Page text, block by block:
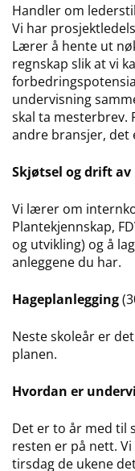
Handler om
Vi har
Lærer å hente ut
regnskap slik at vi
undervisning
skal ta mesterbrev.
andre bransjer, det
Skjøtsel og drift
Vi lærer om
Plantekjennskap,
og utvikling) og å
anleggene du har.
Hageplanlegging
Neste skoleår er
planen.
Hvordan er
Det er to år med til
resten er på nett.
tirsdag de ukene